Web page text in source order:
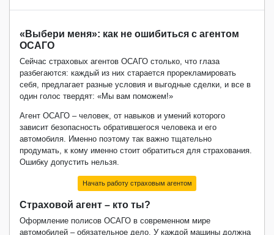
«Выбери меня»: как не ошибиться с агентом
ОСАГО
Сейчас страховых агентов ОСАГО столько, что глаза
разбегаются: каждый из них старается прорекламировать
себя, предлагает разные условия и выгодные сделки, и все в
один голос твердят: «Мы вам поможем!»
Агент ОСАГО – человек, от навыков и умений которого
зависит безопасность обратившегося человека и его
автомобиля. Именно поэтому так важно тщательно
продумать, к кому именно стоит обратиться для страхования.
Ошибку допустить нельзя.
Начать работу страховым агентом
Страховой агент – кто ты?
Оформление полисов ОСАГО в современном мире
автомобилей – обязательное дело. У каждой машины должна